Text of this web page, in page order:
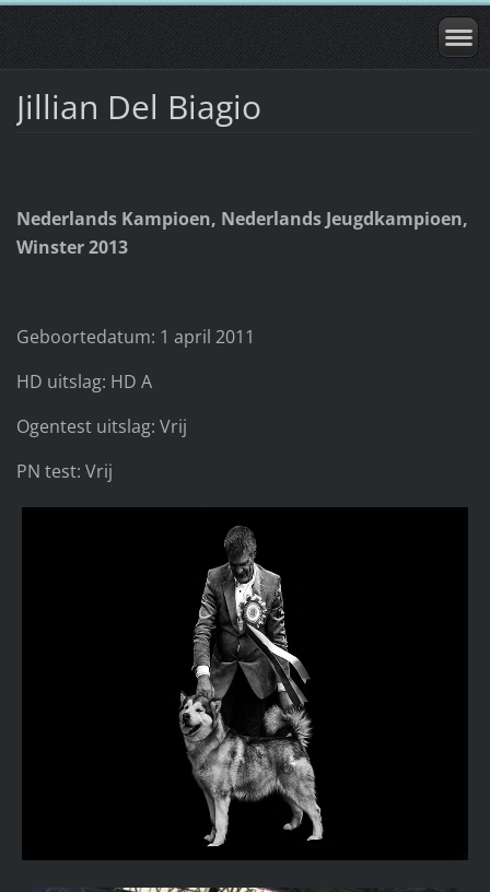
Jillian Del Biagio
Nederlands Kampioen, Nederlands Jeugdkampioen,
Winster 2013
Geboortedatum: 1 april 2011
HD uitslag: HD A
Ogentest uitslag: Vrij
PN test: Vrij